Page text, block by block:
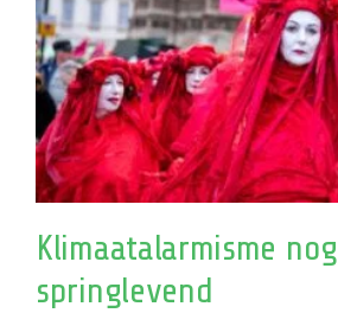
Klimaatalarmisme nog
springlevend